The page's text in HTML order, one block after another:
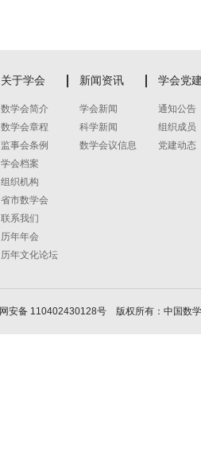
关于学会
数学会简介
数学会章程
监事会条例
学会档案
组织机构
省市数学会
联系我们
历年年会
历年文化论坛
新闻资讯
学会新闻
科学新闻
数学会议信息
学会党
通知公告
组织成员
党建动态
备 110402430128号 版权所有：中国